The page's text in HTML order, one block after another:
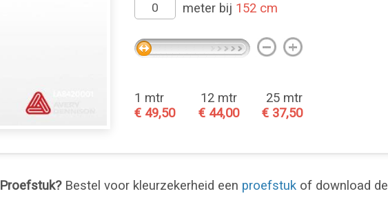
meter bij 152 cm
1 mtr
€ 49,50
12 mtr
€ 44,00
25 mtr
€ 37,50
Proefstuk?Bestel voor kleurzekerheid een proefstuk of download de